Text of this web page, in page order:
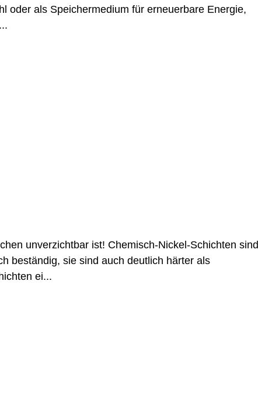
oder als Speichermedium für erneuerbare Energie,
unverzichtbar ist! Chemisch-Nickel-Schichten sind
beständig, sie sind auch deutlich härter als
ei...